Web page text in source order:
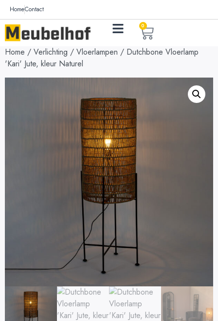
HomeContact
0
Home / Verlichting / Vloerlampen / Dutchbone Vloerlamp
'Kari' Jute, kleur Naturel